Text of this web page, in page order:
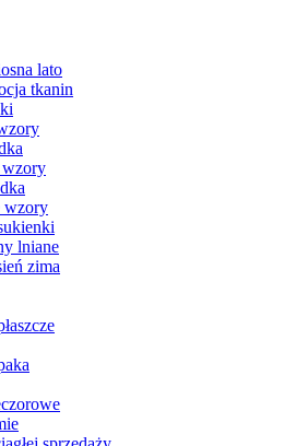
lato
tkanin
wzory
wzory
lniane
zima